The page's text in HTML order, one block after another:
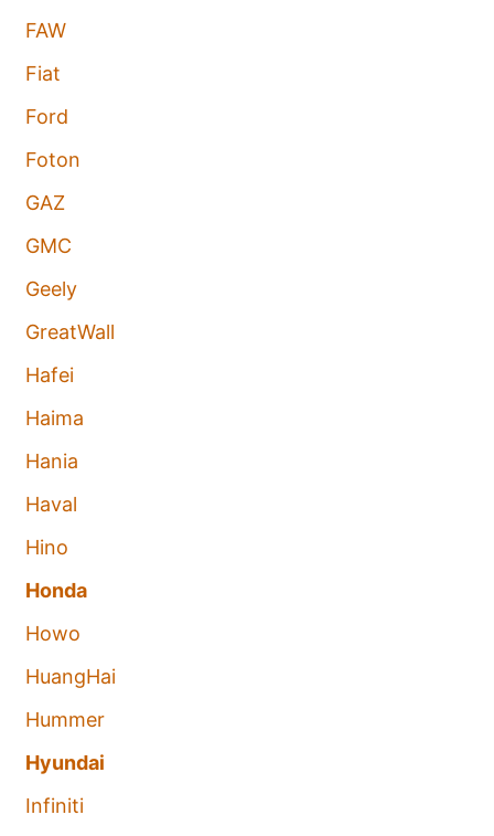
FAW
Fiat
Ford
Foton
GAZ
GMC
Geely
GreatWall
Hafei
Haima
Hania
Haval
Hino
Honda
Howo
HuangHai
Hummer
Hyundai
Infiniti